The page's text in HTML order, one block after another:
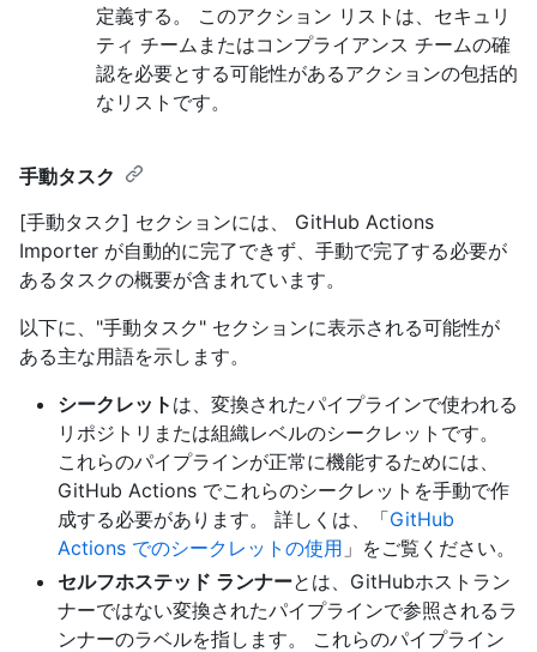
定義する。 このアクション リストは、セキュリ
ティ チームまたはコンプライアンス チームの確
認を必要とする可能性があるアクションの包括的
なリストです。
手動タスク
[手動タスク] セクションには、 GitHub Actions
Importer が自動的に完了できず、手動で完了する必要が
あるタスクの概要が含まれています。
以下に、"手動タスク" セクションに表示される可能性が
ある主な用語を示します。
シークレット は、変換されたパイプラインで使われる
リポジトリまたは組織レベルのシークレットです。
これらのパイプラインが正常に機能するためには、
GitHub Actions でこれらのシークレットを手動で作
成する必要があります。 詳しくは、「GitHub
Actions でのシークレットの使用 」をご覧ください。
セルフホステッド ランナーとは、GitHubホストラン
ナーではない変換されたパイプラインで参照されるラ
ンナーのラベルを指します。 これらのパイプライン